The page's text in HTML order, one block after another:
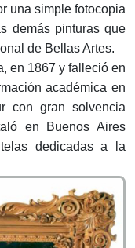
una simple fotocopia
demás pinturas que
de Bellas Artes.
en 1867 y falleció en
académica en
con gran solvencia
en Buenos Aires
dedicadas a la